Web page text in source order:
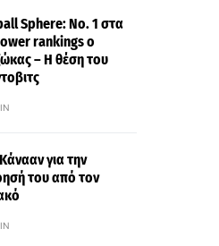
Sphere: No. 1 στα
rankings ο
– Η θέση του
για την
του από τον